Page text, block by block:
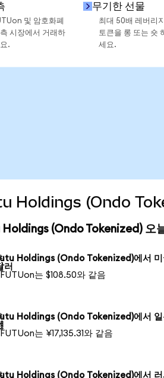
및 암호화폐
시장에서 거래하
.
무기한 선물
최대 50배 레버리
토큰을 롱 또는 숏
세요.
Holdings (Ondo
Holdings (Ondo Tokenized) 오
Holdings (Ondo Tokenized)에서 미
러
FUTUon는 $108.50와 같음
Holdings (Ondo Tokenized)에서 일
FUTUon는 ¥17,135.31와 같음
Holdings (Ondo Tokenized)에서 러